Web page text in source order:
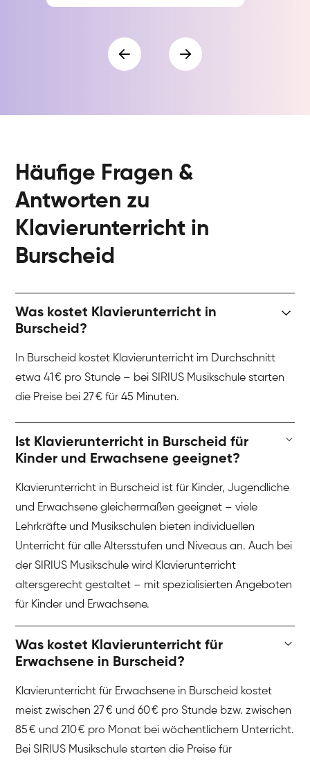
Häufige Fragen &
Antworten zu
Klavierunterricht in
Burscheid
Was kostet Klavierunterricht in
Burscheid?
In Burscheid kostet Klavierunterricht im Durchschnitt
etwa 41 € pro Stunde – bei SIRIUS Musikschule starten
die Preise bei 27 € für 45 Minuten.
Ist Klavierunterricht in Burscheid für
Kinder und Erwachsene geeignet?
Klavierunterricht in Burscheid ist für Kinder, Jugendliche
und Erwachsene gleichermaßen geeignet – viele
Lehrkräfte und Musikschulen bieten individuellen
Unterricht für alle Altersstufen und Niveaus an. Auch bei
der SIRIUS Musikschule wird Klavierunterricht
altersgerecht gestaltet – mit spezialisierten Angeboten
für Kinder und Erwachsene.
Was kostet Klavierunterricht für
Erwachsene in Burscheid?
Klavierunterricht für Erwachsene in Burscheid kostet
meist zwischen 27 € und 60 € pro Stunde bzw. zwischen
85 € und 210 € pro Monat bei wöchentlichem Unterricht.
Bei SIRIUS Musikschule starten die Preise für